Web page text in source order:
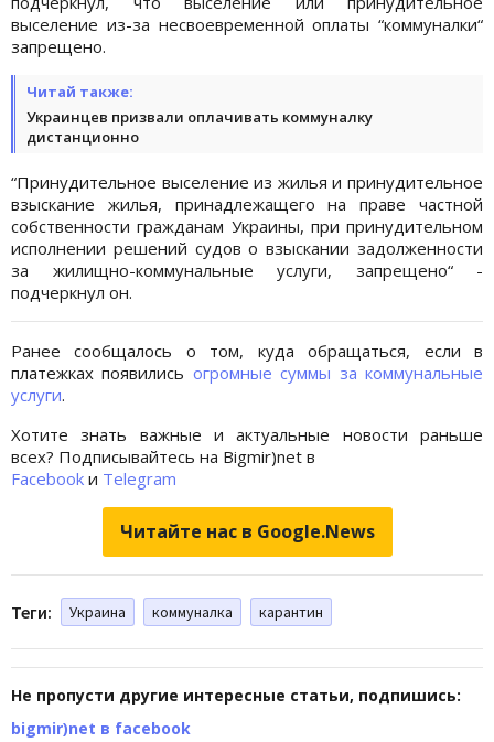
выселение из-за несвоевременной оплаты “коммуналки“
запрещено.
Читай также:
Украинцев призвали оплачивать коммуналку
дистанционно
“Принудительное выселение из жилья и принудительное
взыскание жилья, принадлежащего на праве частной
собственности гражданам Украины, при принудительном
исполнении решений судов о взыскании задолженности
за жилищно-коммунальные услуги, запрещено“ -
подчеркнул он.
Ранее сообщалось о том, куда обращаться, если в
платежках появились огромные суммы за коммунальные
услуги.
Хотите знать важные и актуальные новости раньше
всех? Подписывайтесь на Bigmir)net в
Facebook и Telegram
Читайте нас в Google.News
Теги: Украина коммуналка карантин
Не пропусти другие интересные статьи, подпишись:
bigmir)net в facebook